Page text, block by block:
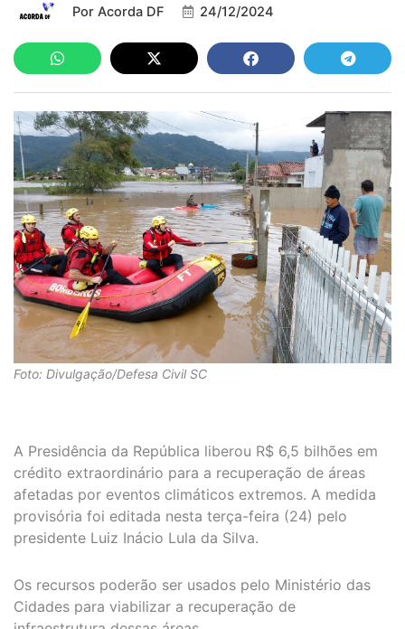
Por Acorda DF 24/12/2024
Foto: Divulgação/Defesa Civil SC
A Presidência da República liberou R$ 6,5 bilhões em
crédito extraordinário para a recuperação de áreas
afetadas por eventos climáticos extremos. A medida
provisória foi editada nesta terça-feira (24) pelo
presidente Luiz Inácio Lula da Silva.
Os recursos poderão ser usados pelo Ministério das
Cidades para viabilizar a recuperação de